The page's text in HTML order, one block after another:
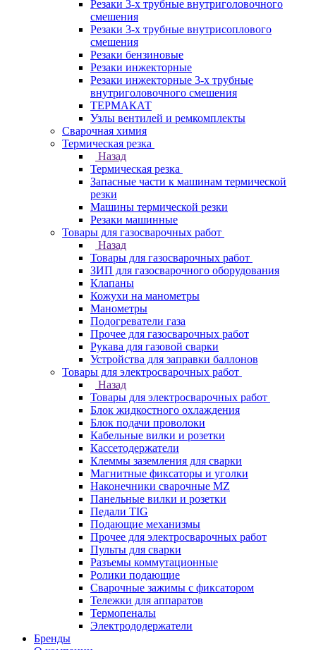
Резаки 3-х трубные внутриголовочного
смешения
Резаки 3-х трубные внутрисоплового
смешения
Резаки бензиновые
Резаки инжекторные
Резаки инжекторные 3-х трубные
внутриголовочного смешения
ТЕРМАКАТ
Узлы вентилей и ремкомплекты
Сварочная химия
Термическая резка
Назад
Термическая резка
Запасные части к машинам термической
резки
Машины термической резки
Резаки машинные
Товары для газосварочных работ
Назад
Товары для газосварочных работ
ЗИП для газосварочного оборудования
Клапаны
Кожухи на манометры
Манометры
Подогреватели газа
Прочее для газосварочных работ
Рукава для газовой сварки
Устройства для заправки баллонов
Товары для электросварочных работ
Назад
Товары для электросварочных работ
Блок жидкостного охлаждения
Блок подачи проволоки
Кабельные вилки и розетки
Кассетодержатели
Клеммы заземления для сварки
Магнитные фиксаторы и уголки
Наконечники сварочные MZ
Панельные вилки и розетки
Педали TIG
Подающие механизмы
Прочее для электросварочных работ
Пульты для сварки
Разъемы коммутационные
Ролики подающие
Сварочные зажимы с фиксатором
Тележки для аппаратов
Термопеналы
Электрододержатели
Бренды